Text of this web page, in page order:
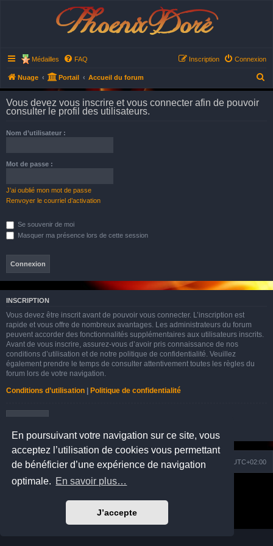
En poursuivant votre navigation sur ce site, vous
acceptez l’utilisation de cookies vous permettant
de bénéficier d’une expérience de navigation
optimale. En savoir plus…
J’accepte
Phoenix Doré
Médailles FAQ Connexion
Inscription
Nuage Portail Accueil du forum
e
Vous devez vous inscrire et vous connecter afin de pouvoir
consulter le profil des utilisateurs.
Nom d’utilisateur :
Mot de passe :
J’ai oublié mon mot de passe
Renvoyer le courriel d’activation
Se souvenir de moi
Masquer ma présence lors de cette session
INSCRIPTION
Vous devez être inscrit avant de pouvoir vous connecter. L’inscription est
rapide et vous offre de nombreux avantages. Les administrateurs du forum
peuvent accorder des fonctionnalités supplémentaires aux utilisateurs inscrits.
Avant de vous inscrire, assurez-vous d’avoir pris connaissance de nos
conditions d’utilisation et de notre politique de confidentialité. Veuillez
également prendre le temps de consulter attentivement toutes les règles du
forum lors de votre navigation.
Conditions d’utilisation | Politique de confidentialité
Nuage Portail Accueil du forum Fuseau horaire sur UTC+02:00
Développé parphpBB® Forum Software © phpBB Limited
Confidentialité